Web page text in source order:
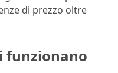
di prezzo oltre
funzionano